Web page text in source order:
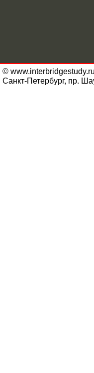
©
Санкт-Петербург, пр.